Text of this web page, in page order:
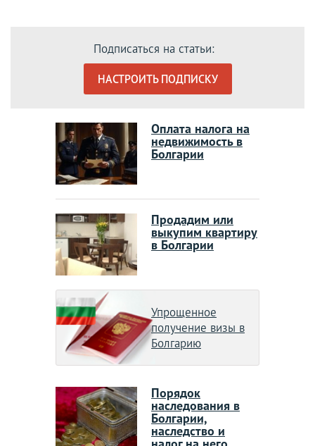
Подписаться на статьи:
НАСТРОИТЬ ПОДПИСКУ
Оплата налога на
недвижимость в
Болгарии
Продадим или
выкупим квартиру
в Болгарии
Упрощенное
получение визы в
Болгарию
Порядок
наследования в
Болгарии,
наследство и